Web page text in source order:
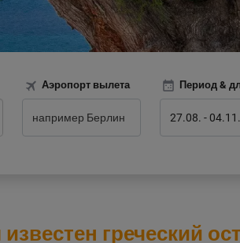
Аэропорт вылета
27.08. -
греческий